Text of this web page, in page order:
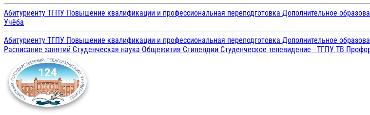
Абитуриенту ТГПУ Повышение квалификации и профессиональная переподготовка Дополнительное
Учёба
Абитуриенту ТГПУ Повышение квалификации и профессиональная переподготовка Дополнительное
Расписание занятий Студенческая наука Общежития Стипендии Студенческое телевидение - ТГПУ ТВ